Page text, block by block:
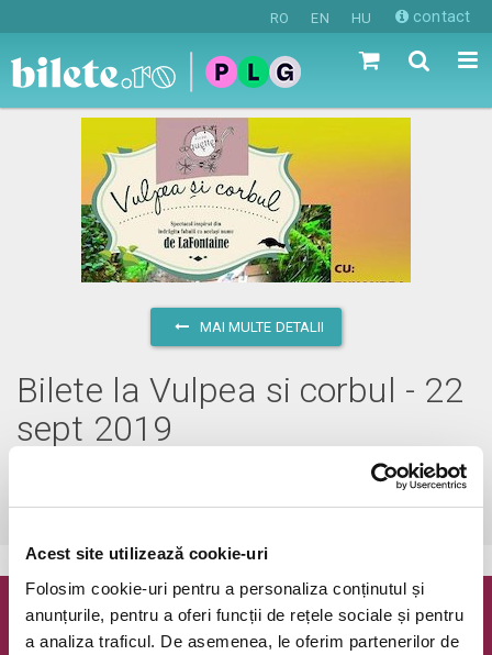
Acest site utilizează cookie-uri
Folosim cookie-uri pentru a personaliza conținutul și
anunțurile, pentru a oferi funcții de rețele sociale și pentru
a analiza traficul. De asemenea, le oferim partenerilor de
RO EN HU contact
MAI MULTE DETALII
Bilete la Vulpea si corbul - 22
sept 2019
Bucuresti, Teatrul Coquettevezi pe harta
Newsletter @ Bilete.ro